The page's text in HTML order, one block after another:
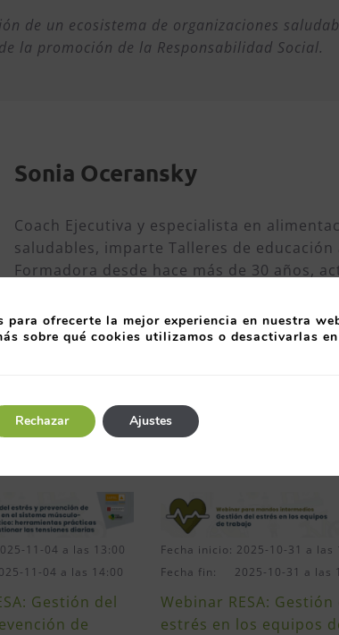
de un ecosistema de organizaciones
la promoción de la Responsabilidad Social.
Sonia Oceransky
Coach Ejecutiva y especialista en
saludables, imparte Talleres de
Formadora desde hace más de 30 años,
Cultura Preventiva y BSL Bienestar y
organizaciones a mejorar los aspectos
trabajadores y la sostenibilidad de las
11-04 a las 13:00
11-04 a las 14:00
Gestión del
de
Fecha inicio: 2025-10-31 a las
Fecha fin: 2025-10-31 a las
Webinar RESA: Gestión
estrés en los equipos
para ofrecerte la mejor experiencia en nuestra
sobre qué cookies utilizamos o desactivarlas
Rechazar Ajustes